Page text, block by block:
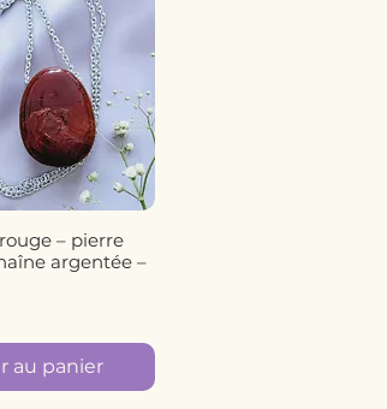
rapide– pierre
argentée –
au panier